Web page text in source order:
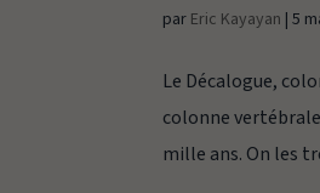
par Eric Kayayan |5
Le Décalogue,
colonne vertébrale
mille ans. On les